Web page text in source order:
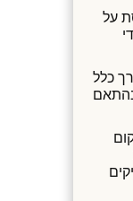
על
כלל
בהתאם